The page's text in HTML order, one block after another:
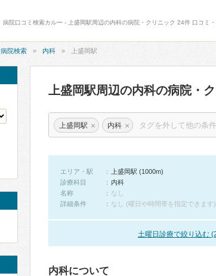
病院口コミ検索カルー - 上盛岡駅周辺の内科の病院・クリニック 24件 口コミ・
病院検索 内科 上盛岡駅
上盛岡駅周辺の内科の病院・
上盛岡駅 × 内科 ×
エリア・駅
上盛岡駅 (1000m)
診療科目
内科
名称
なし
詳細条件
なし (曜日や時間帯を指定できます)
土曜日診療で絞り込む
内科について